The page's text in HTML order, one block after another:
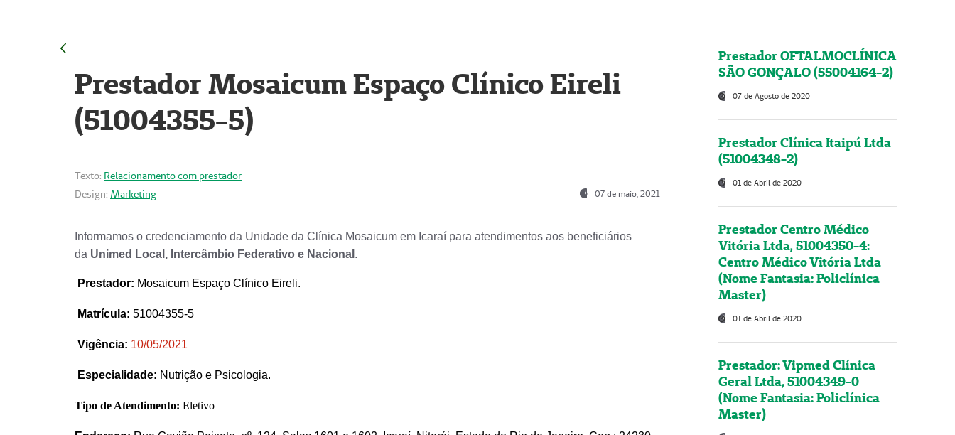
Prestador Mosaicum Espaço Clínico Eireli
(51004355-5)
Texto: Relacionamento com prestador
Design: Marketing 07 de maio, 2021
Informamos o credenciamento da Unidade da Clínica Mosaicum em Icaraí para atendimentos aos beneficiários
da Unimed Local, Intercâmbio Federativo e Nacional .
Prestador: Mosaicum Espaço Clínico Eireli.
Matrícula: 51004355-5
Vigência: 10/05/2021
Especialidade: Nutrição e Psicologia.
Tipo de Atendimento: Eletivo
Prestador OFTALMOCLÍNICA
SÃO GONÇALO (55004164-2)
07 de Agosto de 2020
Prestador Clínica Itaipú Ltda
(51004348-2)
01 de Abril de 2020
Prestador Centro Médico
Vitória Ltda, 51004350-4:
Centro Médico Vitória Ltda
(Nome Fantasia: Policlínica
Master)
01 de Abril de 2020
Prestador: Vipmed Clínica
Geral Ltda, 51004349-0
(Nome Fantasia: Policlínica
Master)